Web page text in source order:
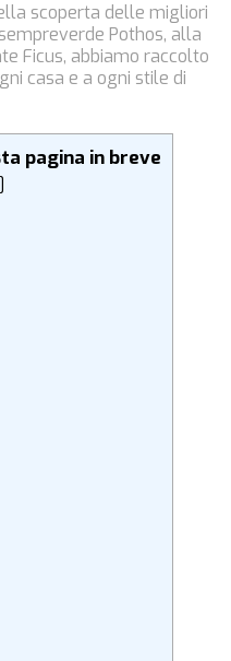
scoperta delle migliori
Pothos, alla
Ficus, abbiamo raccolto
casa e a ogni stile di
pagina in breve
]